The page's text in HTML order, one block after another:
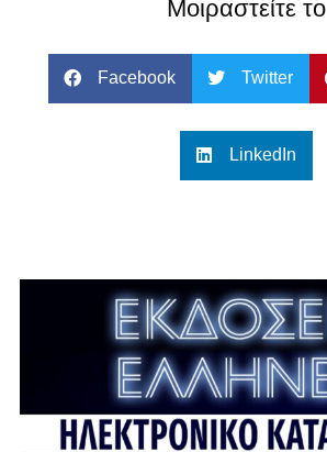
Μοιραστείτε το
Facebook Twitter
LinkedIn